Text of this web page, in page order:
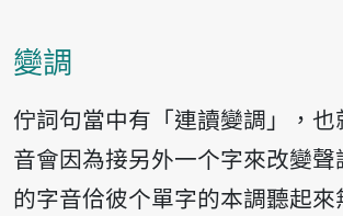
變調
佇詞句當中有「連讀變調」，
音會因為接另外一个字來改變
的字音佮彼个單字的本調聽起